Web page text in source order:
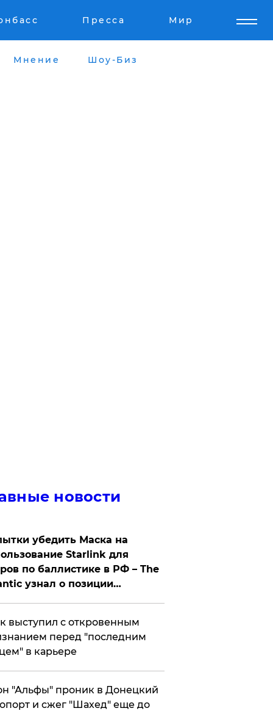
Пресса Мир
Мнение Шоу-Биз
новости
убедить Маска на
Starlink для
по баллистике в РФ – The
узнал о позиции
выступил с откровенным
перед "последним
в карьере
"Альфы" проник в Донецкий
и сжег "Шахед" еще до